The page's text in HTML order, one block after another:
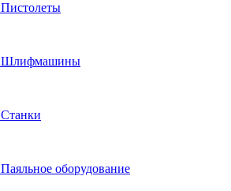
Пистолеты
Шлифмашины
Станки
Паяльное оборудование